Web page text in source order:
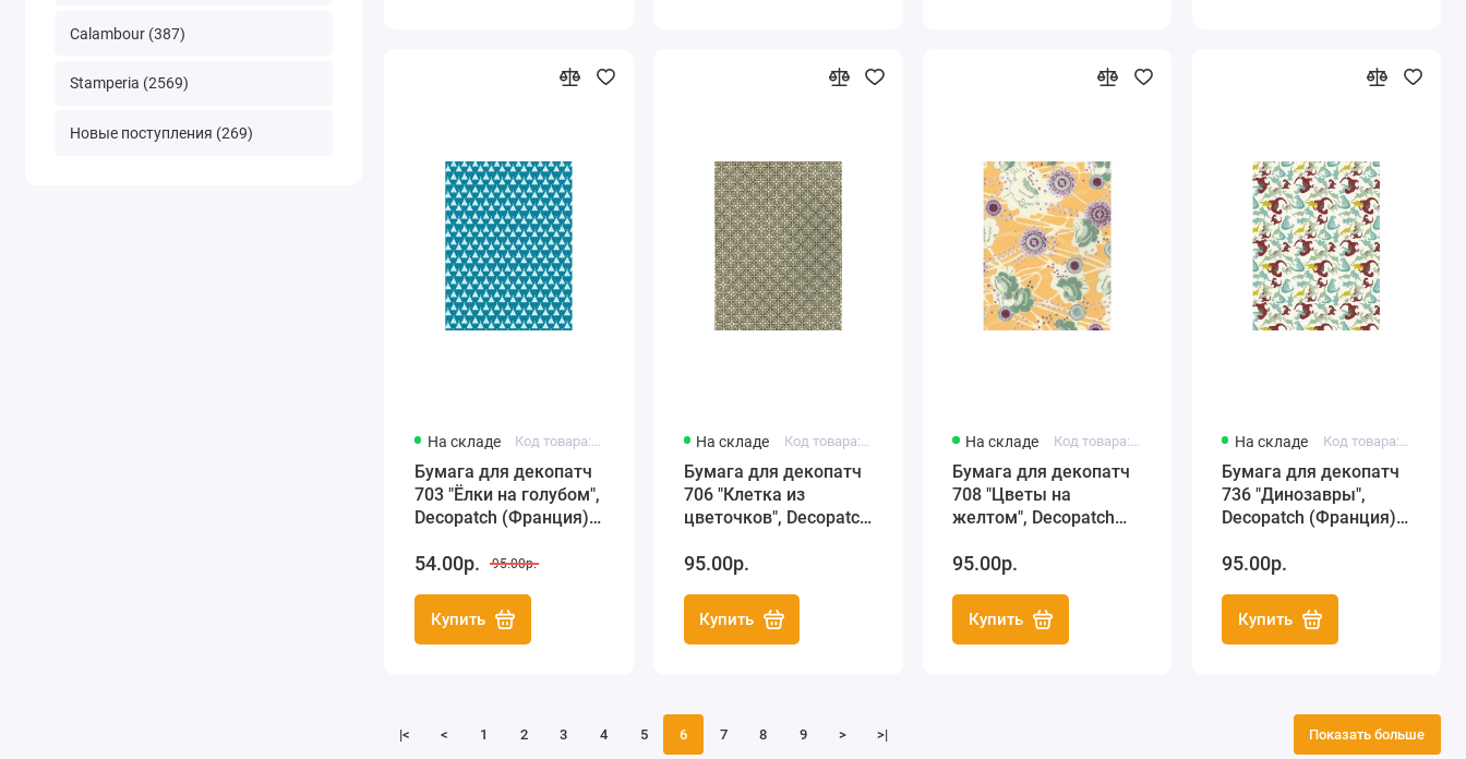
Calambour (387)
Stamperia (2569)
Новые поступления (269)
На складе
Бумага для декопатч
703 "Ёлки на голубом",
Decopatch (Франция),
54.00р. 95.00р.
Купить
На складе
Бумага для декопатч
706 "Клетка из
цветочков", Decopatch
95.00р.
Купить
На складе
Бумага для декопатч
708 "Цветы на
желтом", Decopatch
95.00р.
Купить
На складе
Бумага для декопатч
736 "Динозавры",
Decopatch (Франция),
95.00р.
Купить
|< < 1 2 3 4 5 6 7 8 9 > >| Показать больше